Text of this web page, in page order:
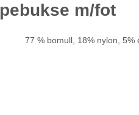
m/fot
77 % bomull, 18% nylon, 5%